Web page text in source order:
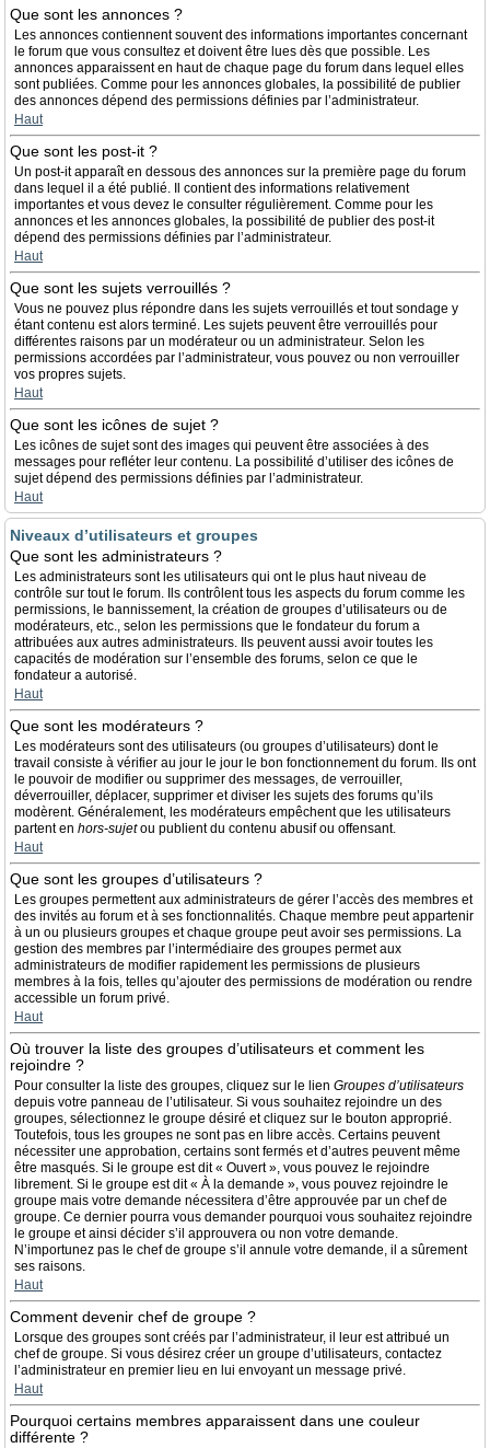
Que sont les annonces ?
Les annonces contiennent souvent des informations importantes concernant
le forum que vous consultez et doivent être lues dès que possible. Les
annonces apparaissent en haut de chaque page du forum dans lequel elles
sont publiées. Comme pour les annonces globales, la possibilité de publier
des annonces dépend des permissions définies par l’administrateur.
Haut
Que sont les post-it ?
Un post-it apparaît en dessous des annonces sur la première page du forum
dans lequel il a été publié. Il contient des informations relativement
importantes et vous devez le consulter régulièrement. Comme pour les
annonces et les annonces globales, la possibilité de publier des post-it
dépend des permissions définies par l’administrateur.
Haut
Que sont les sujets verrouillés ?
Vous ne pouvez plus répondre dans les sujets verrouillés et tout sondage y
étant contenu est alors terminé. Les sujets peuvent être verrouillés pour
différentes raisons par un modérateur ou un administrateur. Selon les
permissions accordées par l’administrateur, vous pouvez ou non verrouiller
vos propres sujets.
Haut
Que sont les icônes de sujet ?
Les icônes de sujet sont des images qui peuvent être associées à des
messages pour refléter leur contenu. La possibilité d’utiliser des icônes de
sujet dépend des permissions définies par l’administrateur.
Haut
Niveaux d’utilisateurs et groupes
Que sont les administrateurs ?
Les administrateurs sont les utilisateurs qui ont le plus haut niveau de
contrôle sur tout le forum. Ils contrôlent tous les aspects du forum comme les
permissions, le bannissement, la création de groupes d’utilisateurs ou de
modérateurs, etc., selon les permissions que le fondateur du forum a
attribuées aux autres administrateurs. Ils peuvent aussi avoir toutes les
capacités de modération sur l’ensemble des forums, selon ce que le
fondateur a autorisé.
Haut
Que sont les modérateurs ?
Les modérateurs sont des utilisateurs (ou groupes d’utilisateurs) dont le
travail consiste à vérifier au jour le jour le bon fonctionnement du forum. Ils ont
le pouvoir de modifier ou supprimer des messages, de verrouiller,
déverrouiller, déplacer, supprimer et diviser les sujets des forums qu’ils
modèrent. Généralement, les modérateurs empêchent que les utilisateurs
partent en hors-sujetou publient du contenu abusif ou offensant.
Haut
Que sont les groupes d’utilisateurs ?
Les groupes permettent aux administrateurs de gérer l’accès des membres et
des invités au forum et à ses fonctionnalités. Chaque membre peut appartenir
à un ou plusieurs groupes et chaque groupe peut avoir ses permissions. La
gestion des membres par l’intermédiaire des groupes permet aux
administrateurs de modifier rapidement les permissions de plusieurs
membres à la fois, telles qu’ajouter des permissions de modération ou rendre
accessible un forum privé.
Haut
Où trouver la liste des groupes d’utilisateurs et comment les
rejoindre ?
Pour consulter la liste des groupes, cliquez sur le lien Groupes d’utilisateurs
depuis votre panneau de l’utilisateur. Si vous souhaitez rejoindre un des
groupes, sélectionnez le groupe désiré et cliquez sur le bouton approprié.
Toutefois, tous les groupes ne sont pas en libre accès. Certains peuvent
nécessiter une approbation, certains sont fermés et d’autres peuvent même
être masqués. Si le groupe est dit « Ouvert », vous pouvez le rejoindre
librement. Si le groupe est dit « À la demande », vous pouvez rejoindre le
groupe mais votre demande nécessitera d’être approuvée par un chef de
groupe. Ce dernier pourra vous demander pourquoi vous souhaitez rejoindre
le groupe et ainsi décider s’il approuvera ou non votre demande.
N’importunez pas le chef de groupe s’il annule votre demande, il a sûrement
ses raisons.
Haut
Comment devenir chef de groupe ?
Lorsque des groupes sont créés par l’administrateur, il leur est attribué un
chef de groupe. Si vous désirez créer un groupe d’utilisateurs, contactez
l’administrateur en premier lieu en lui envoyant un message privé.
Haut
Pourquoi certains membres apparaissent dans une couleur
différente ?